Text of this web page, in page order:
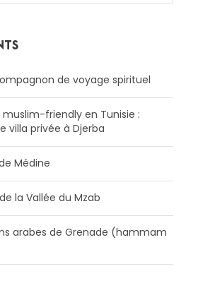
de voyage spirituel
friendly en Tunisie :
villa privée à Djerba
Médine
la Vallée du Mzab
arabes de Grenade (hammam